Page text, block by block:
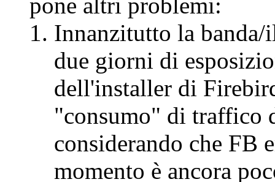
Innanzitutto la
due giorni di
dell'installer di
"consumo" di traffico
considerando che FB
momento è ancora